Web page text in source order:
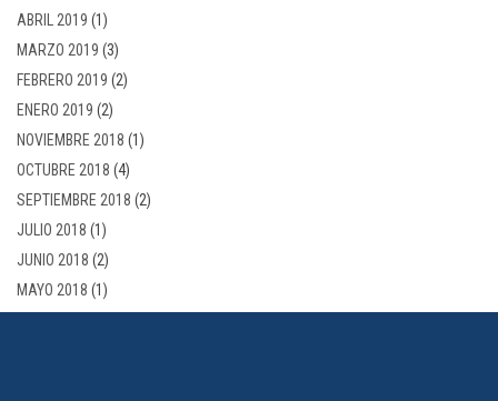
ABRIL 2019 (1)
MARZO 2019 (3)
FEBRERO 2019 (2)
ENERO 2019 (2)
NOVIEMBRE 2018 (1)
OCTUBRE 2018 (4)
SEPTIEMBRE 2018 (2)
JULIO 2018 (1)
JUNIO 2018 (2)
MAYO 2018 (1)